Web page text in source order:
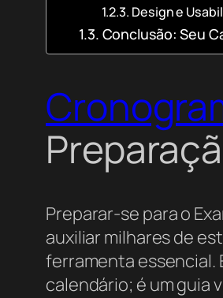
Design e
Conclusão: Seu
Preparar-se para o
auxiliar milhares de
ferramenta essencial.
calendário; é um guia